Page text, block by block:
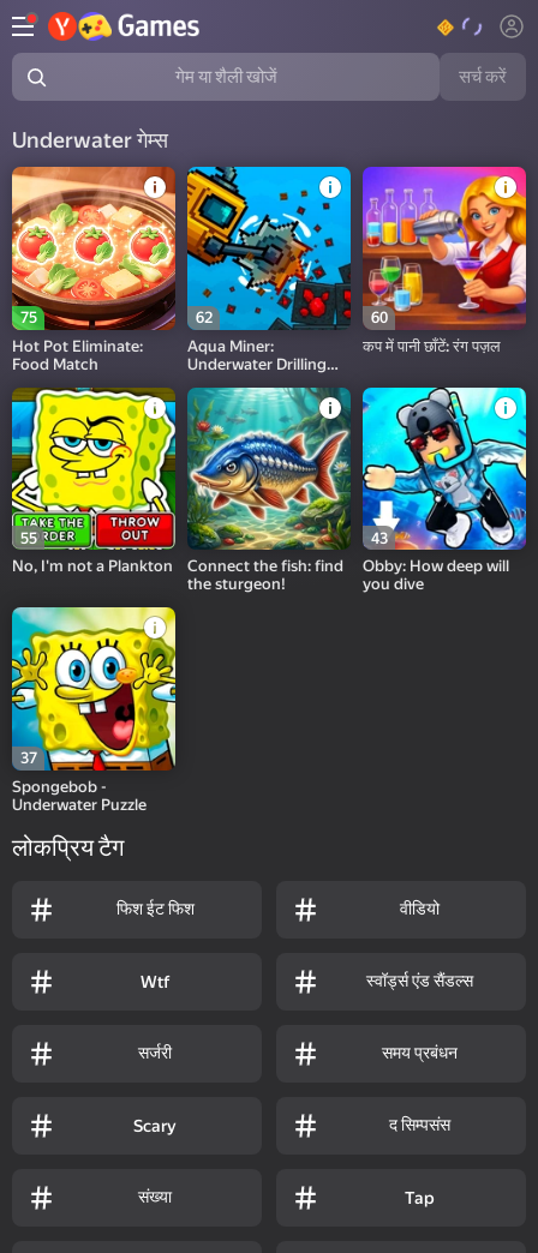
गेम या शैली खोजें सर्च करें
Underwater गेम्स
75
Hot Pot Eliminate:
Food Match
62
Aqua Miner:
Underwater Drilling
60
कप में पानी छाँटें: रंग पज़ल
55
No, I'm not a Plankton
Connect the fish: find
the sturgeon!
43
Obby: How deep will
you dive
37
Spongebob -
Underwater Puzzle
लोकप्रिय टैग
फिश ईट फिश वीडियो
Wtf स्वॉर्ड्स एंड सैंडल्स
सर्जरी समय प्रबंधन
Scary द सिम्पसंस
संख्या Tap